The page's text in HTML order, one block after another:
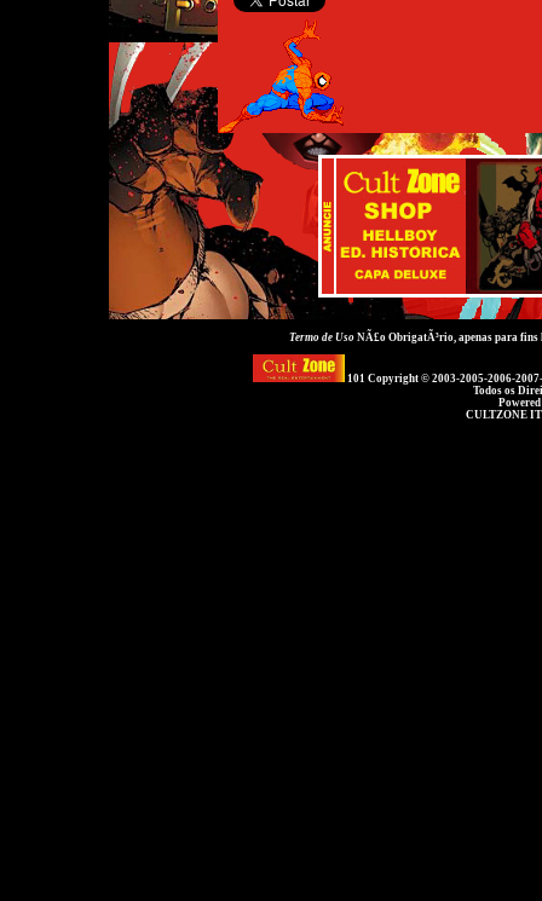
Termo de UsoNÃ£o ObrigatÃ³rio, apenas para
101 Copyright © 2003-2005-2006-
Todos os
CULTZONE